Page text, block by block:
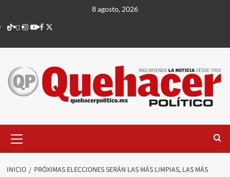
contenido
8 agosto, 2026
TikTok
threads
Instagram
Youtube
Facebook
X
principal
INICIO
PRÓXIMAS ELECCIONES SERÁN LAS MÁS LIMPIAS, LAS MÁS